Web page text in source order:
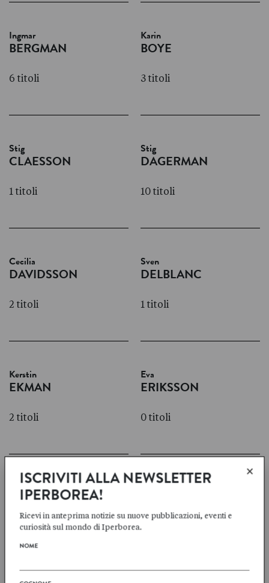
Ingmar
BERGMAN
6 titoli
Karin
BOYE
3 titoli
Stig
CLAESSON
1 titoli
Stig
DAGERMAN
10 titoli
Cecilia
DAVIDSSON
2 titoli
Sven
DELBLANC
1 titoli
Kerstin
EKMAN
2 titoli
Eva
ERIKSSON
0 titoli
Anna
FISKE
2 titoli 1 titoli
×
ISCRIVITI ALLA NEWSLETTER
IPERBOREA!
Ricevi in anteprima notizie su nuove pubblicazioni, eventi e
curiosità sul mondo di Iperborea.
NOME